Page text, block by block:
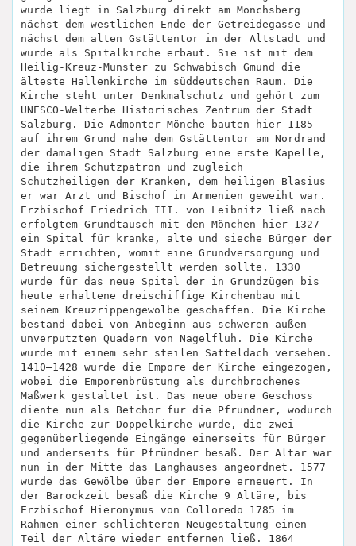
wurde liegt in Salzburg direkt am Mönchsberg
nächst dem westlichen Ende der Getreidegasse und
nächst dem alten Gstättentor in der Altstadt und
wurde als Spitalkirche erbaut. Sie ist mit dem
Heilig-Kreuz-Münster zu Schwäbisch Gmünd die
älteste Hallenkirche im süddeutschen Raum. Die
Kirche steht unter Denkmalschutz und gehört zum
UNESCO-Welterbe Historisches Zentrum der Stadt
Salzburg. Die Admonter Mönche bauten hier 1185
auf ihrem Grund nahe dem Gstättentor am Nordrand
der damaligen Stadt Salzburg eine erste Kapelle,
die ihrem Schutzpatron und zugleich
Schutzheiligen der Kranken, dem heiligen Blasius
er war Arzt und Bischof in Armenien geweiht war.
Erzbischof Friedrich III. von Leibnitz ließ nach
erfolgtem Grundtausch mit den Mönchen hier 1327
ein Spital für kranke, alte und sieche Bürger der
Stadt errichten, womit eine Grundversorgung und
Betreuung sichergestellt werden sollte. 1330
wurde für das neue Spital der in Grundzügen bis
heute erhaltene dreischiffige Kirchenbau mit
seinem Kreuzrippengewölbe geschaffen. Die Kirche
bestand dabei von Anbeginn aus schweren außen
unverputzten Quadern von Nagelfluh. Die Kirche
wurde mit einem sehr steilen Satteldach versehen.
1410–1428 wurde die Empore der Kirche eingezogen,
wobei die Emporenbrüstung als durchbrochenes
Maßwerk gestaltet ist. Das neue obere Geschoss
diente nun als Betchor für die Pfründner, wodurch
die Kirche zur Doppelkirche wurde, die zwei
gegenüberliegende Eingänge einerseits für Bürger
und anderseits für Pfründner besaß. Der Altar war
nun in der Mitte das Langhauses angeordnet. 1577
wurde das Gewölbe über der Empore erneuert. In
der Barockzeit besaß die Kirche 9 Altäre, bis
Erzbischof Hieronymus von Colloredo 1785 im
Rahmen einer schlichteren Neugestaltung einen
Teil der Altäre wieder entfernen ließ. 1864